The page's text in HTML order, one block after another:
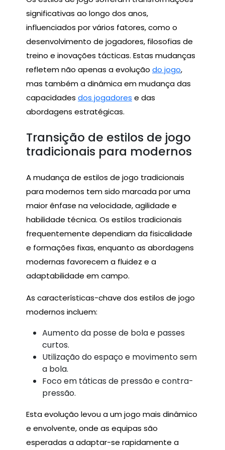
significativas ao longo dos anos,
influenciados por vários fatores, como o
desenvolvimento de jogadores, filosofias de
treino e inovações tácticas. Estas mudanças
refletem não apenas a evolução do jogo,
mas também a dinâmica em mudança das
capacidades dos jogadores e das
abordagens estratégicas.
Transição de estilos de jogo
tradicionais para modernos
A mudança de estilos de jogo tradicionais
para modernos tem sido marcada por uma
maior ênfase na velocidade, agilidade e
habilidade técnica. Os estilos tradicionais
frequentemente dependiam da fisicalidade
e formações fixas, enquanto as abordagens
modernas favorecem a fluidez e a
adaptabilidade em campo.
As características-chave dos estilos de jogo
modernos incluem:
Aumento da posse de bola e passes
curtos.
Utilização do espaço e movimento sem
a bola.
Foco em táticas de pressão e contra-
pressão.
Esta evolução levou a um jogo mais dinâmico
e envolvente, onde as equipas são
esperadas a adaptar-se rapidamente a